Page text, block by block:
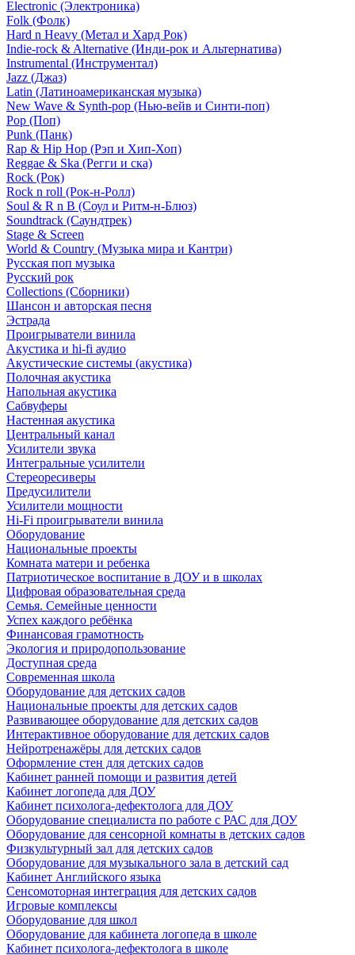
Electronic (Электроника)
Folk (Фолк)
Hard n Heavy (Метал и Хард Рок)
Indie-rock & Alternative (Инди-рок и Альтернатива)
Instrumental (Инструментал)
Jazz (Джаз)
Latin (Латиноамериканская музыка)
New Wave & Synth-pop (Нью-вейв и Синти-поп)
Pop (Поп)
Punk (Панк)
Rap & Hip Hop (Рэп и Хип-Хоп)
Reggae & Ska (Регги и ска)
Rock (Рок)
Rock n roll (Рок-н-Ролл)
Soul & R n B (Соул и Ритм-н-Блюз)
Soundtrack (Саундтрек)
Stage & Screen
World & Country (Музыка мира и Кантри)
Русская поп музыка
Русский рок
Сollections (Сборники)
Шансон и авторская песня
Эстрада
Проигрыватели винила
Акустика и hi-fi аудио
Акустические системы (акустика)
Полочная акустика
Напольная акустика
Сабвуферы
Настенная акустика
Центральный канал
Усилители звука
Интегральные усилители
Стереоресиверы
Предусилители
Усилители мощности
Hi-Fi проигрыватели винила
Оборудование
Национальные проекты
Комната матери и ребенка
Патриотическое воспитание в ДОУ и в школах
Цифровая образовательная среда
Семья. Семейные ценности
Успех каждого ребёнка
Финансовая грамотность
Экология и природопользование
Доступная среда
Современная школа
Оборудование для детских садов
Национальные проекты для детских садов
Развивающее оборудование для детских садов
Интерактивное оборудование для детских садов
Нейротренажёры для детских садов
Оформление стен для детских садов
Кабинет ранней помощи и развития детей
Кабинет логопеда для ДОУ
Кабинет психолога-дефектолога для ДОУ
Оборудование специалиста по работе с РАС для ДОУ
Оборудование для сенсорной комнаты в детских садов
Физкультурный зал для детских садов
Оборудование для музыкального зала в детский сад
Кабинет Английского языка
Сенсомоторная интеграция для детских садов
Игровые комплексы
Оборудование для школ
Оборудование для кабинета логопеда в школе
Кабинет психолога-дефектолога в школе